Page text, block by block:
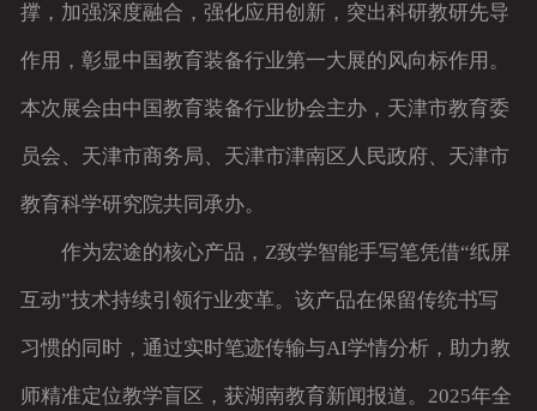
撑，加强深度融合，强化应用创新，突出科研教研先导
作用，彰显中国教育装备行业第一大展的风向标作用。
本次展会由中国教育装备行业协会主办，天津市教育委
员会、天津市商务局、天津市津南区人民政府、天津市
教育科学研究院共同承办。
作为宏途的核心产品，Z致学智能手写笔凭借“纸屏
互动”技术持续引领行业变革。该产品在保留传统书写
习惯的同时，通过实时笔迹传输与AI学情分析，助力教
师精准定位教学盲区，获湖南教育新闻报道。2025年全